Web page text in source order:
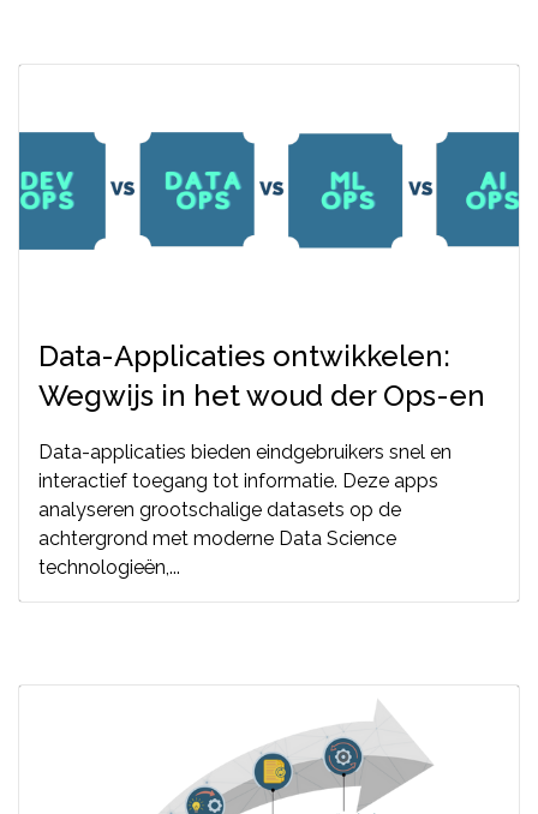
Data-Applicaties ontwikkelen:
Wegwijs in het woud der Ops-en
Data-applicaties bieden eindgebruikers snel en
interactief toegang tot informatie. Deze apps
analyseren grootschalige datasets op de
achtergrond met moderne Data Science
technologieën,...